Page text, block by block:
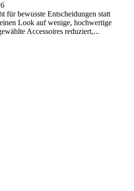
für bewusste Entscheidungen statt
Look auf wenige, hochwertige
Accessoires reduziert,...